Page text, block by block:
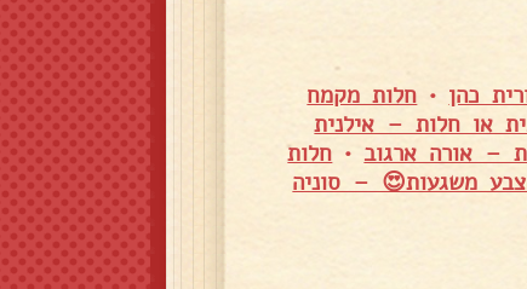
כהן • חלות מקמח
או חלות – אילנית
– אורה ארגוב • חלות
משגעות😍 – סוניה